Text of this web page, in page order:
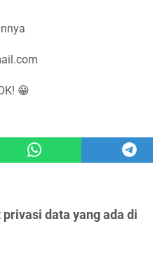
😁
data yang ada di